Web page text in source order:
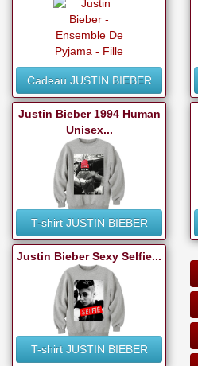
Cadeau JUSTIN BIEBER
Justin Bieber 1994 Human
Unisex...
T-shirt JUSTIN BIEBER
Justin Bieber Sexy Selfie...
T-shirt JUSTIN BIEBER